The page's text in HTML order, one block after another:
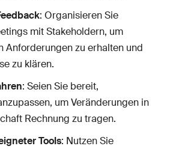
: Organisieren Sie
mit Stakeholdern, um
Anforderungen zu erhalten und
zu klären.
: Seien Sie bereit,
um Veränderungen in
Rechnung zu tragen.
Tools: Nutzen Sie